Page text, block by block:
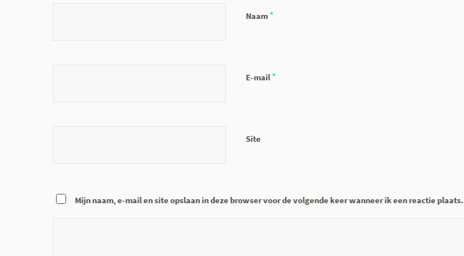
Naam*
E-mail*
Site
Mijn naam, e-mail en site opslaan in deze browser voor de volgende keer wanneer ik een reactie plaats.